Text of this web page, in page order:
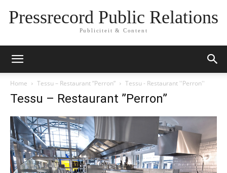
Pressrecord Public Relations
Publiciteit & Content
Home Tessu – Restaurant ”Perron” Tessu - Restaurant ''Perron''
Tessu – Restaurant ”Perron”